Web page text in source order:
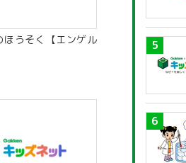
ほうそく【エンゲル